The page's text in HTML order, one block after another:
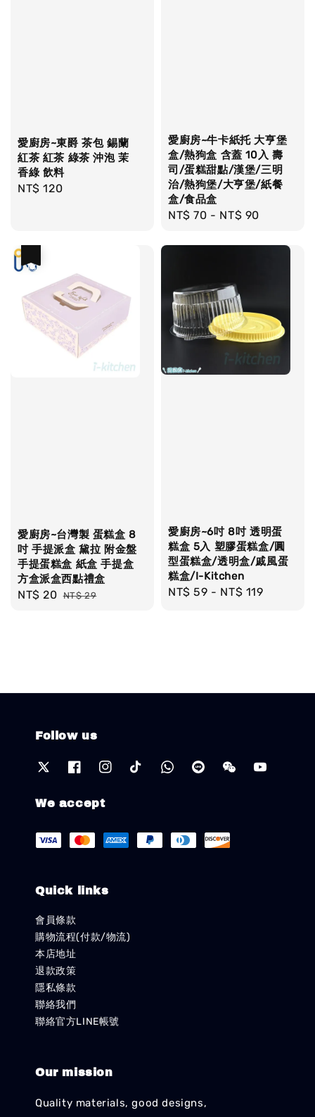
愛廚房~東爵 茶包 錫蘭
紅茶 紅茶 綠茶 沖泡 茉
香綠 飲料
Regular
NT$ 120
愛廚房~牛卡紙托 大亨堡
盒/熱狗盒 含蓋 10入 壽
司/蛋糕甜點/漢堡/三明
治/熱狗堡/大亨堡/紙餐
盒/食品盒
Regular
NT$ 70 - NT$ 90
愛廚房~台灣製 蛋糕盒 8
吋 手提派盒 黛拉 附金盤
手提蛋糕盒 紙盒 手提盒
方盒派盒西點禮盒
Sale
NT$ 20 Regular
NT$ 29
愛廚房~6吋 8吋 透明蛋
糕盒 5入 塑膠蛋糕盒/圓
型蛋糕盒/透明盒/戚風蛋
糕盒/I-Kitchen
Regular
NT$ 59 - NT$ 119
Follow us
We accept
Quick links
會員條款
購物流程(付款/物流)
本店地址
退款政策
隱私條款
聯絡我們
聯絡官方LINE帳號
Our mission
Quality materials, good designs,